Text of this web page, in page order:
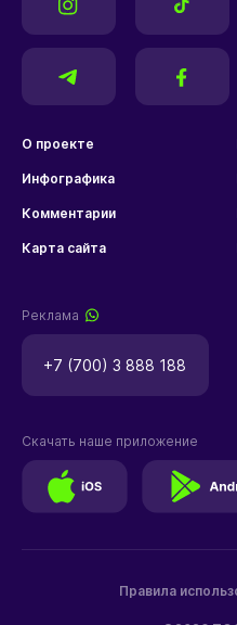
О проекте
Инфографика
Комментарии
Карта сайта
Реклама
+7 (700) 3 888 188
Правила
Скачать наше приложение